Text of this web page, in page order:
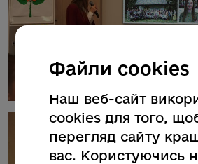
Файли cookies
Наш веб-сайт
cookies для того,
перегляд сайту
вас. Користуючись